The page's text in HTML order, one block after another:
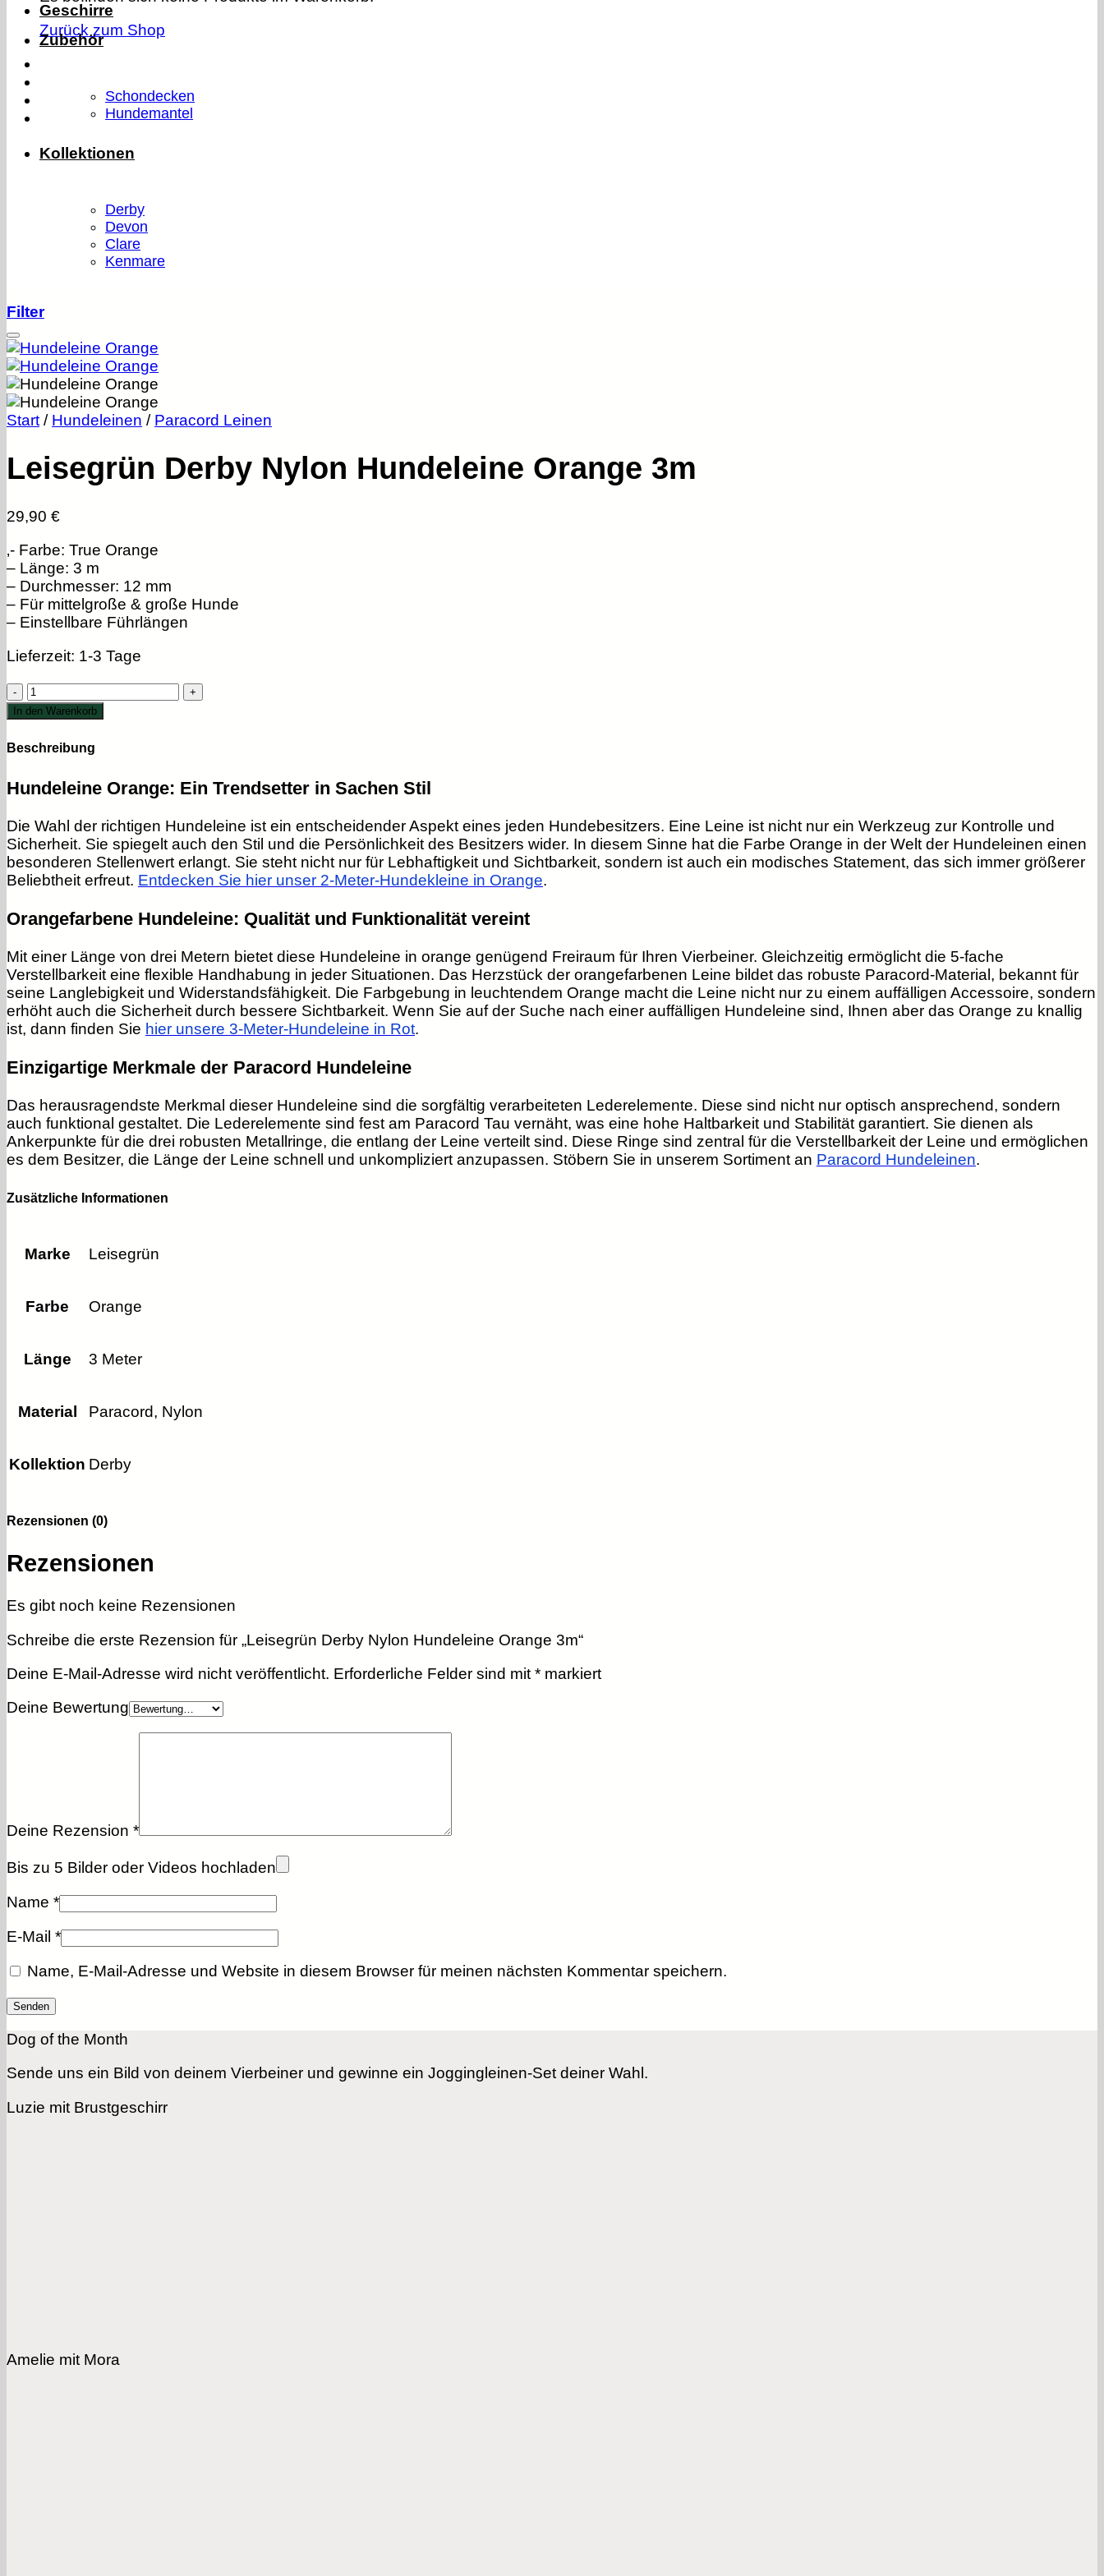
Zurück zum Shop
Geschirre
Zubehör
Schondecken
Hundemantel
Kollektionen
Derby
Devon
Clare
Kenmare
Filter
Start / Hundeleinen / Paracord Leinen
Leisegrün Derby Nylon Hundeleine Orange 3m
29,90 €
‚- Farbe: True Orange
– Länge: 3 m
– Durchmesser: 12 mm
– Für mittelgroße & große Hunde
– Einstellbare Führlängen
Lieferzeit: 1-3 Tage
Leisegrün
Derby
Nylon
Hundeleine
3m
Menge
In den Warenkorb
Beschreibung
Hundeleine Orange: Ein Trendsetter in Sachen Stil
Die Wahl der richtigen Hundeleine ist ein entscheidender Aspekt eines jeden Hundebesitzers. Eine Leine ist nicht nur ein Werkzeug zur Kontrolle und
Sicherheit. Sie spiegelt auch den Stil und die Persönlichkeit des Besitzers wider. In diesem Sinne hat die Farbe Orange in der Welt der Hundeleinen einen
besonderen Stellenwert erlangt. Sie steht nicht nur für Lebhaftigkeit und Sichtbarkeit, sondern ist auch ein modisches Statement, das sich immer größerer
Beliebtheit erfreut. Entdecken Sie hier unser 2-Meter-Hundekleine in Orange.
Orangefarbene Hundeleine: Qualität und Funktionalität vereint
Mit einer Länge von drei Metern bietet diese Hundeleine in orange genügend Freiraum für Ihren Vierbeiner. Gleichzeitig ermöglicht die 5-fache
Verstellbarkeit eine flexible Handhabung in jeder Situationen. Das Herzstück der orangefarbenen Leine bildet das robuste Paracord-Material, bekannt für
seine Langlebigkeit und Widerstandsfähigkeit. Die Farbgebung in leuchtendem Orange macht die Leine nicht nur zu einem auffälligen Accessoire, sondern
erhöht auch die Sicherheit durch bessere Sichtbarkeit. Wenn Sie auf der Suche nach einer auffälligen Hundeleine sind, Ihnen aber das Orange zu knallig
ist, dann finden Sie hier unsere 3-Meter-Hundeleine in Rot.
Einzigartige Merkmale der Paracord Hundeleine
Das herausragendste Merkmal dieser Hundeleine sind die sorgfältig verarbeiteten Lederelemente. Diese sind nicht nur optisch ansprechend, sondern
auch funktional gestaltet. Die Lederelemente sind fest am Paracord Tau vernäht, was eine hohe Haltbarkeit und Stabilität garantiert. Sie dienen als
Ankerpunkte für die drei robusten Metallringe, die entlang der Leine verteilt sind. Diese Ringe sind zentral für die Verstellbarkeit der Leine und ermöglichen
es dem Besitzer, die Länge der Leine schnell und unkompliziert anzupassen. Stöbern Sie in unserem Sortiment an Paracord Hundeleinen.
Zusätzliche Informationen
Marke Leisegrün
Farbe Orange
Länge 3 Meter
Material Paracord, Nylon
Kollektion Derby
Rezensionen (0)
Rezensionen
Es gibt noch keine Rezensionen
Schreibe die erste Rezension für „Leisegrün Derby Nylon Hundeleine Orange 3m“
Deine E-Mail-Adresse wird nicht veröffentlicht. Erforderliche Felder sind mit * markiert
Deine Bewertung
Deine Rezension *
Bis zu 5 Bilder oder Videos hochladen
Name *
E-Mail *
Name, E-Mail-Adresse und Website in diesem Browser für meinen nächsten Kommentar speichern.
Dog of the Month
Sende uns ein Bild von deinem Vierbeiner und gewinne ein Joggingleinen-Set deiner Wahl.
Luzie mit Brustgeschirr
Amelie mit Mora